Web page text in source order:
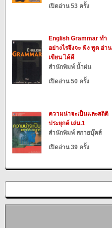
เปิดอ่าน 53 ครั้ง
English Grammar ทำ
อย่างไรจึงจะ ฟัง พูด อ่าน
เขียน ได้ดี
สำนักพิมพ์ น้ำฝน
เปิดอ่าน 50 ครั้ง
ความน่าจะเป็นและสถิติ
ประยุกต์ เล่ม.1
สำนักพิมพ์ สกายบุ๊คส์
เปิดอ่าน 39 ครั้ง